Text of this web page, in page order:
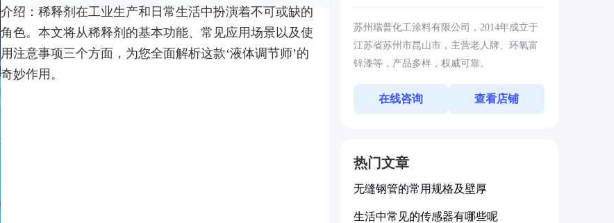
介绍： 稀释剂在工业生产和日常生活中扮演着不可或缺的
角色。本文将从稀释剂的基本功能、常见应用场景以及使
用注意事项三个方面，为您全面解析这款‘液体调节师’的
奇妙作用。
苏州瑞普化工涂料有限公司，2014年成立于
江苏省苏州市昆山市，主营老人牌、环氧富
锌漆等，产品多样，权威可靠。
在线咨询 查看店铺
热门文章
无缝钢管的常用规格及壁厚
生活中常见的传感器有哪些呢